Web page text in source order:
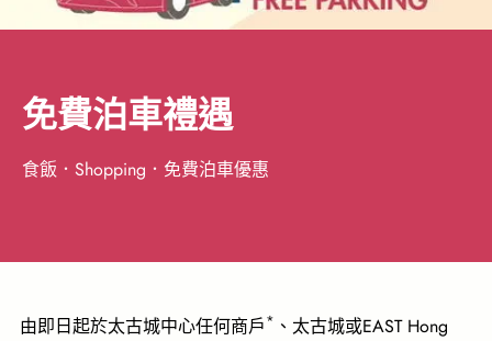
免費泊車禮遇
食飯．Shopping．免費泊車優惠
由即日起於太古城中心任何商戶* 、太古城或EAST Hong